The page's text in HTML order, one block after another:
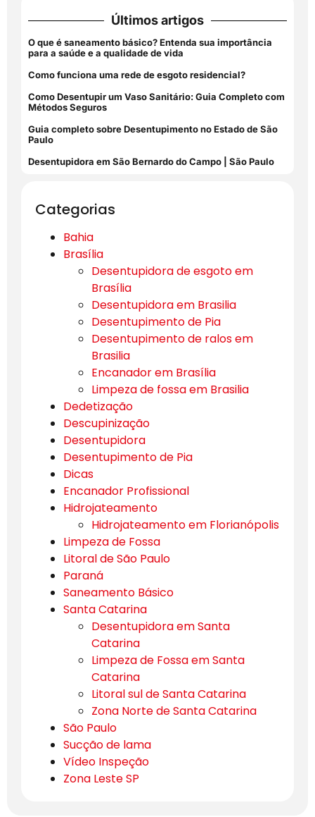
Últimos artigos
O que é saneamento básico? Entenda sua importância
para a saúde e a qualidade de vida
Como funciona uma rede de esgoto residencial?
Como Desentupir um Vaso Sanitário: Guia Completo com
Métodos Seguros
Guia completo sobre Desentupimento no Estado de São
Paulo
Desentupidora em São Bernardo do Campo | São Paulo
Categorias
Bahia
Brasília
Desentupidora de esgoto em
Brasília
Desentupidora em Brasilia
Desentupimento de Pia
Desentupimento de ralos em
Brasilia
Encanador em Brasília
Limpeza de fossa em Brasilia
Dedetização
Descupinização
Desentupidora
Desentupimento de Pia
Dicas
Encanador Profissional
Hidrojateamento
Hidrojateamento em Florianópolis
Limpeza de Fossa
Litoral de São Paulo
Paraná
Saneamento Básico
Santa Catarina
Desentupidora em Santa
Catarina
Limpeza de Fossa em Santa
Catarina
Litoral sul de Santa Catarina
Zona Norte de Santa Catarina
São Paulo
Sucção de lama
Vídeo Inspeção
Zona Leste SP